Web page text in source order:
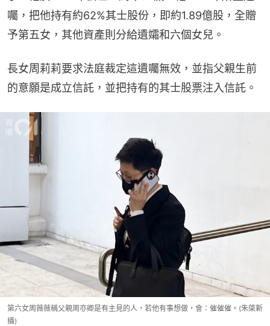
囑，把他持有約62%其士股份，即約1.89億股，全贈
予第五女，其他資產則分給遺孀和六個女兒。
長女周莉莉要求法庭裁定這遺囑無效，並指父親生前
的意願是成立信託，並把持有的其士股票注入信託。
第六女周薇薇稱父親周亦卿是有主見的人，若他有事想做，會：催催催。(朱棨新
攝)